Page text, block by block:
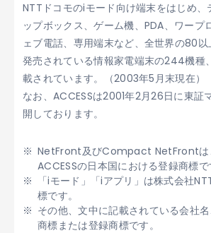
NTTドコモのiモード向け端末をはじめ、
ップボックス、ゲーム機、PDA、ワープ
ェブ電話、専用端末など、全世界の80以
発売されている情報家電端末の244機種
載されています。（2003年5月末現在）
なお、ACCESSは2001年2月26日に東証
開しております。
NetFront及びCompact NetFrontは
ACCESSの日本国における登録商標で
「iモード」「iアプリ」は株式会社
標です。
その他、文中に記載されている会社
商標または登録商標です。